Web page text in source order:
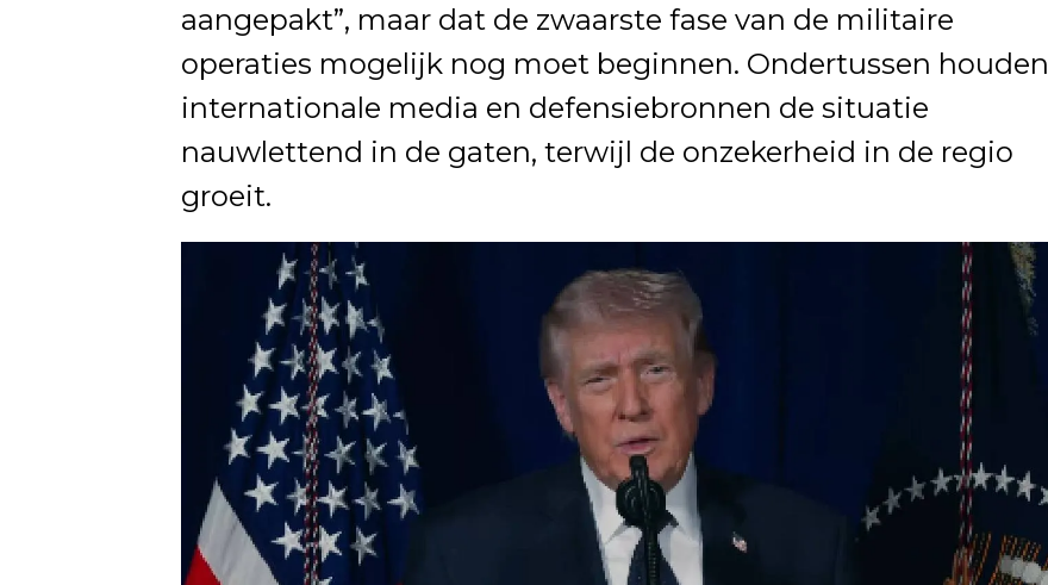
aangepakt”, maar dat de zwaarste fase van de militaire
operaties mogelijk nog moet beginnen. Ondertussen houden
internationale media en defensiebronnen de situatie
nauwlettend in de gaten, terwijl de onzekerheid in de regio
groeit.